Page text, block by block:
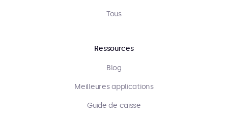
Tous
Ressources
Blog
Meilleures applications
Guide de caisse